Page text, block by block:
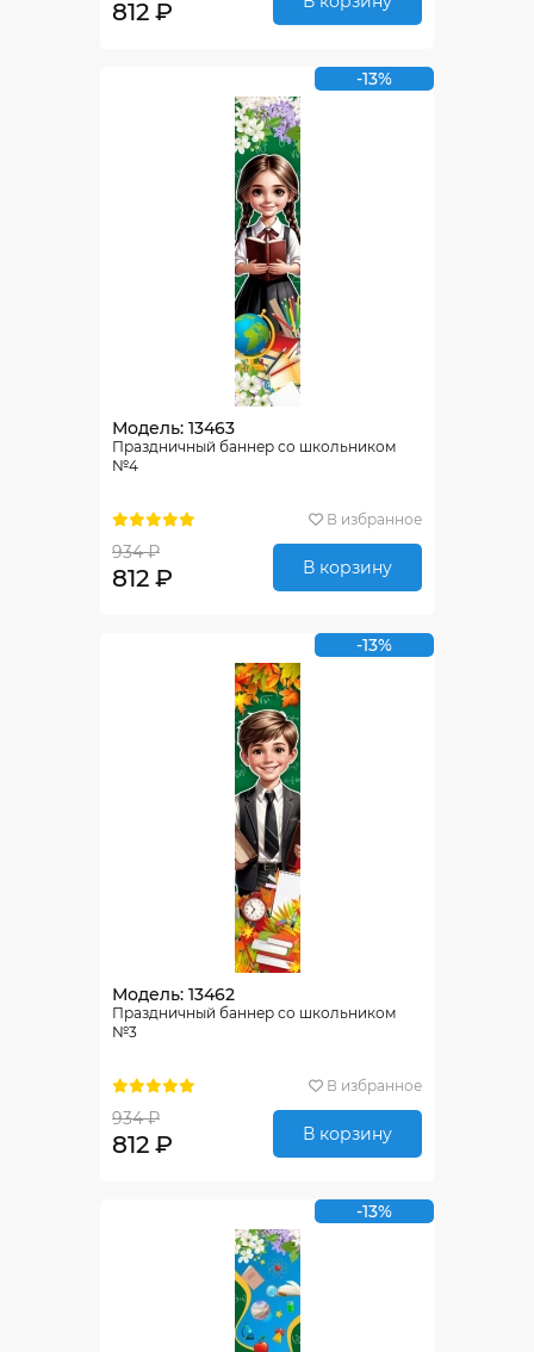
812 ₽
-13%
Модель: 13463
Праздничный баннер со школьником
№4
В избранное
934 ₽
812 ₽ В корзину
-13%
Модель: 13462
Праздничный баннер со школьником
№3
В избранное
934 ₽
812 ₽ В корзину
-13%